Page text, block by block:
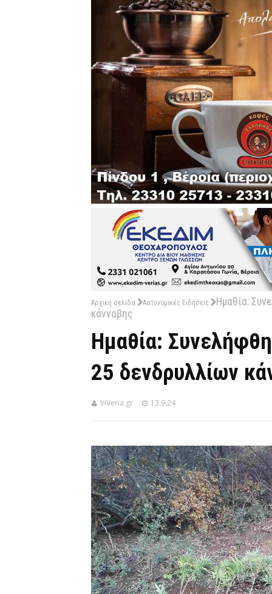
Αρχική σελίδα Αστυνομικές Ειδήσεις
Ημαθία:
κάνναβης
Ημαθία:
25 δενδρυλλίων
InVeria.gr 13.9.24